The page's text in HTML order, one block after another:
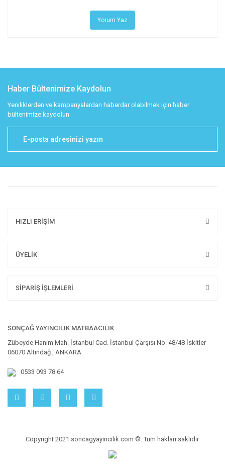
Yorum Yaz
Haber Bültenimize Kaydolun
Yeniliklerden ve kampanyalardan haberdar olabilmek için haber
bültenimize kaydolun
HIZLI ERİŞİM
ÜYELİK
SİPARİŞ İŞLEMLERİ
SONÇAĞ YAYINCILIK MATBAACILIK
Zübeyde Hanım Mah. İstanbul Cad. İstanbul Çarşısı No: 48/48 İskitler
06070 Altındağ , ANKARA
0533 093 78 64
Copyright 2021 soncagyayincilik.com ©. Tüm hakları saklıdır.